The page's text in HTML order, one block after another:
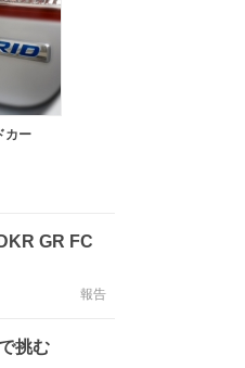
カー
GR FC
報告
挑む